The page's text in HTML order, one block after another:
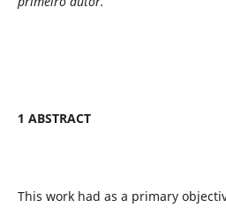
1 ABSTRACT
This work had as a primary